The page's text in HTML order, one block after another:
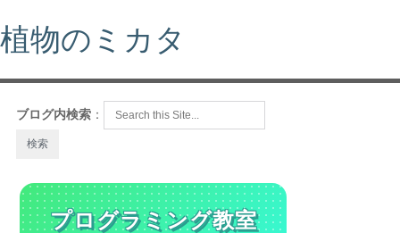
植物のミカタ
ブログ内検索 ：
プログラミング教室